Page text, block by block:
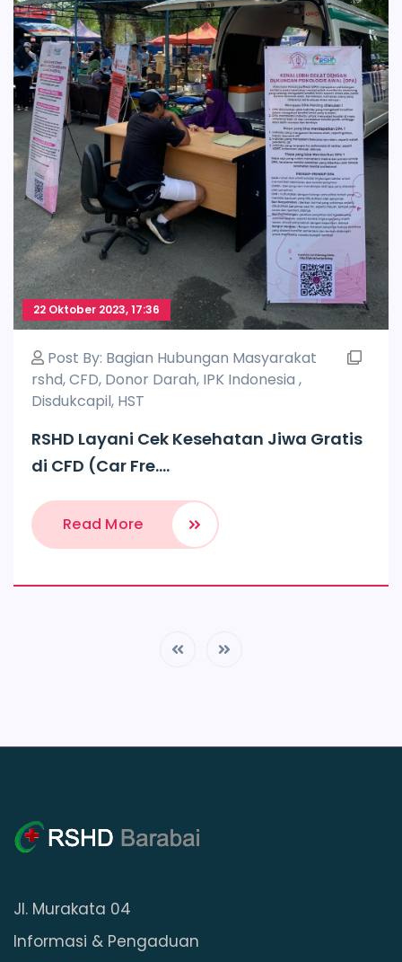
22 Oktober 2023, 17:36
Post By: Bagian Hubungan Masyarakat
rshd,CFD, Donor Darah, IPK Indonesia ,
Disdukcapil, HST
RSHD Layani Cek Kesehatan Jiwa Gratis
di CFD (Car Fre....
Read More
Jl. Murakata 04
Informasi & Pengaduan